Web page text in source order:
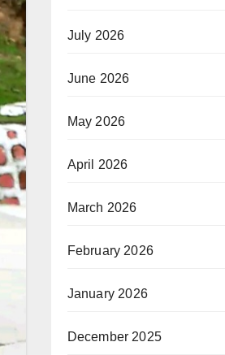
July 2026
June 2026
May 2026
April 2026
March 2026
February 2026
January 2026
December 2025